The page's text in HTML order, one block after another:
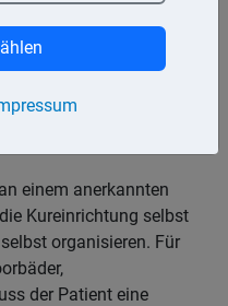
oder die Verschlimmerung
vermeiden.
einem anerkannten
Kureinrichtung selbst
organisieren. Für
der Patient eine